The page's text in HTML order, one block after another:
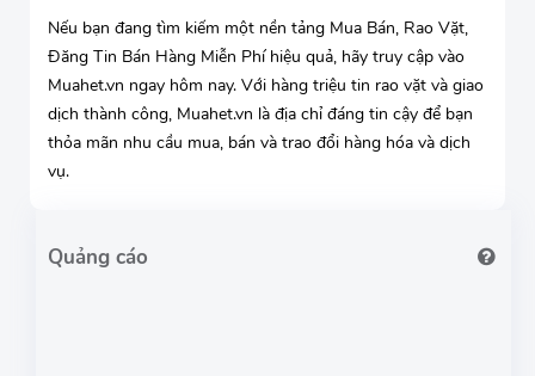
Nếu bạn đang tìm kiếm một nền tảng Mua Bán, Rao Vặt,
Đăng Tin Bán Hàng Miễn Phí hiệu quả, hãy truy cập vào
Muahet.vn ngay hôm nay. Với hàng triệu tin rao vặt và giao
dịch thành công, Muahet.vn là địa chỉ đáng tin cậy để bạn
thỏa mãn nhu cầu mua, bán và trao đổi hàng hóa và dịch
vụ.